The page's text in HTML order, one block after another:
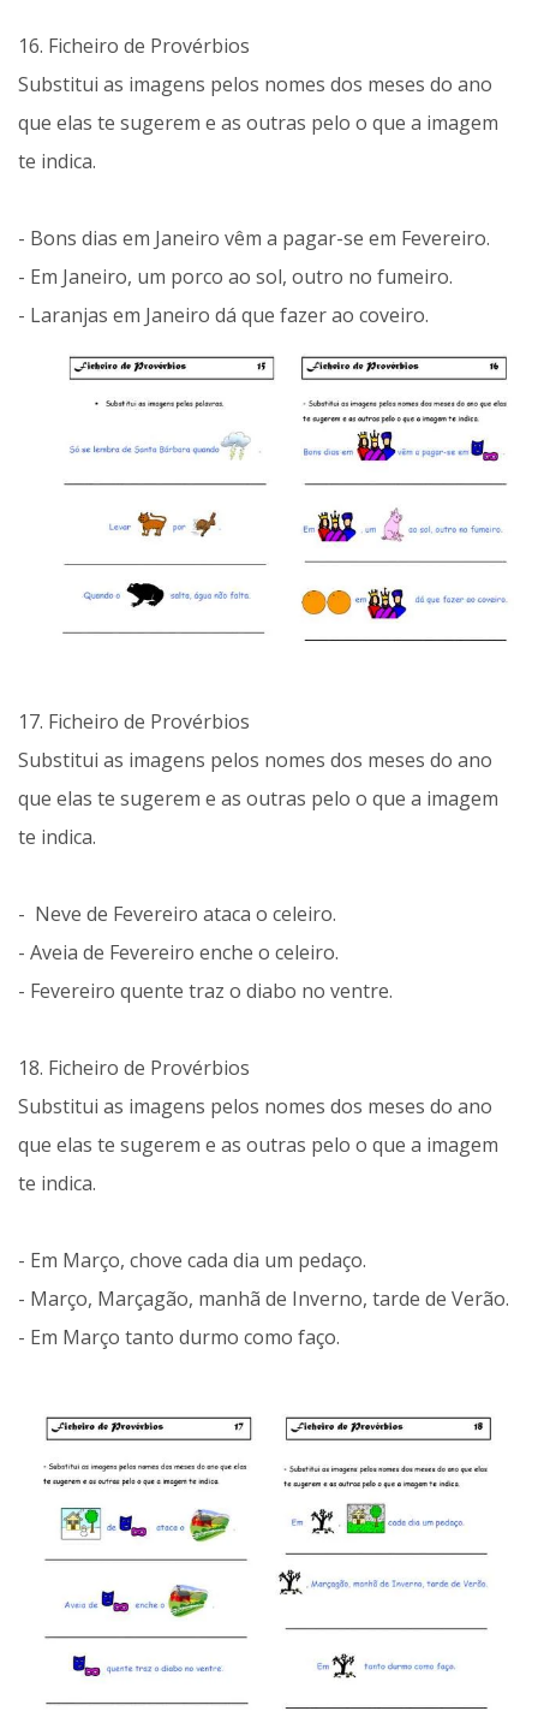
16. Ficheiro de Provérbios
Substitui as imagens pelos nomes dos meses do ano
que elas te sugerem e as outras pelo o que a imagem
te indica.
- Bons dias em Janeiro vêm a pagar-se em Fevereiro.
- Em Janeiro, um porco ao sol, outro no fumeiro.
- Laranjas em Janeiro dá que fazer ao coveiro.
17. Ficheiro de Provérbios
Substitui as imagens pelos nomes dos meses do ano
que elas te sugerem e as outras pelo o que a imagem
te indica.
- Neve de Fevereiro ataca o celeiro.
- Aveia de Fevereiro enche o celeiro.
- Fevereiro quente traz o diabo no ventre.
18. Ficheiro de Provérbios
Substitui as imagens pelos nomes dos meses do ano
que elas te sugerem e as outras pelo o que a imagem
te indica.
- Em Março, chove cada dia um pedaço.
- Março, Marçagão, manhã de Inverno, tarde de Verão.
- Em Março tanto durmo como faço.